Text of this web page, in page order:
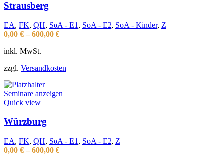
Strausberg
EA, FK, QH, SoA - E1 , SoA - E2, SoA - Kinder, Z
0,00 € – 600,00 €
inkl. MwSt.
zzgl. Versandkosten
Seminare anzeigen
Quick view
Würzburg
EA, FK, QH, SoA - E1 , SoA - E2, Z
0,00 € – 600,00 €